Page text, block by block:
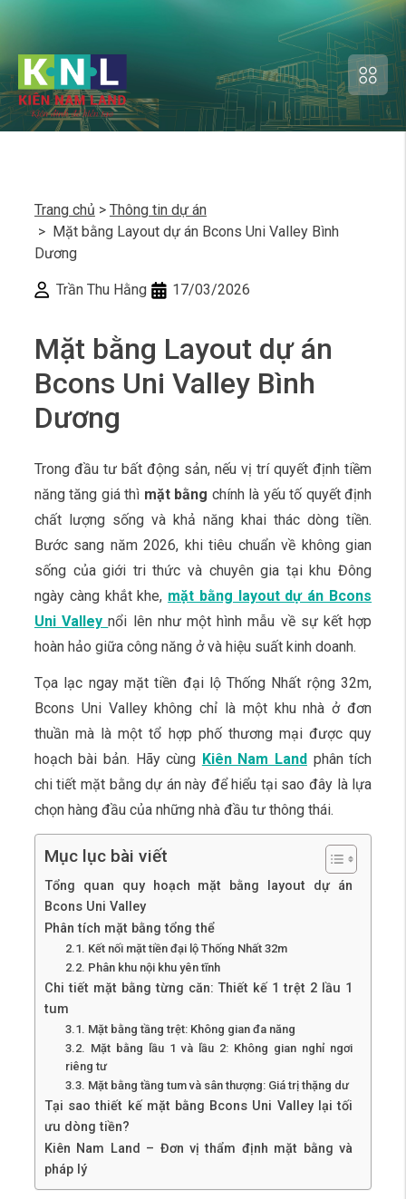
Trang chủ > Thông tin dự án
> Mặt bằng Layout dự án Bcons Uni Valley Bình
Dương
Trần Thu Hằng 17/03/2026
Mặt bằng Layout dự án
Bcons Uni Valley Bình
Dương
Trong đầu tư bất động sản, nếu vị trí quyết định tiềm
năng tăng giá thì mặt bằng chính là yếu tố quyết định
chất lượng sống và khả năng khai thác dòng tiền.
Bước sang năm 2026, khi tiêu chuẩn về không gian
sống của giới tri thức và chuyên gia tại khu Đông
ngày càng khắt khe, mặt bằng layout dự án Bcons
Uni Valleynổi lên như một hình mẫu về sự kết hợp
hoàn hảo giữa công năng ở và hiệu suất kinh doanh.
Tọa lạc ngay mặt tiền đại lộ Thống Nhất rộng 32m,
Bcons Uni Valley không chỉ là một khu nhà ở đơn
thuần mà là một tổ hợp phố thương mại được quy
hoạch bài bản. Hãy cùng Kiên Nam Landphân tích
chi tiết mặt bằng dự án này để hiểu tại sao đây là lựa
chọn hàng đầu của những nhà đầu tư thông thái.
Mục lục bài viết
Tổng quan quy hoạch mặt bằng layout dự án
Bcons Uni Valley
Phân tích mặt bằng tổng thể
2.1. Kết nối mặt tiền đại lộ Thống Nhất 32m
2.2. Phân khu nội khu yên tĩnh
Chi tiết mặt bằng từng căn: Thiết kế 1 trệt 2 lầu 1
tum
3.1. Mặt bằng tầng trệt: Không gian đa năng
3.2. Mặt bằng lầu 1 và lầu 2: Không gian nghỉ ngơi
riêng tư
3.3. Mặt bằng tầng tum và sân thượng: Giá trị thặng dư
Tại sao thiết kế mặt bằng Bcons Uni Valley lại tối
ưu dòng tiền?
Kiên Nam Land – Đơn vị thẩm định mặt bằng và
pháp lý